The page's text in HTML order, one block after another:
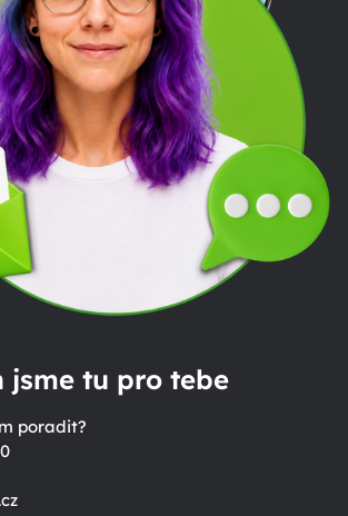
jsme tu pro tebe
poradit?